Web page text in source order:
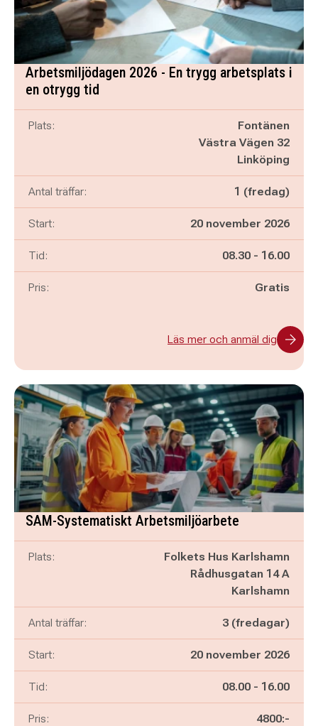
Arbetsmiljödagen 2026 - En trygg arbetsplats i
en otrygg tid
Plats:
Fontänen
Västra Vägen 32
Linköping
Antal träffar: 1 (fredag)
Start: 20 november 2026
Tid: Pågår mellan
08.30 - och
16.00
Pris: Gratis
Läs mer och anmäl dig
SAM-Systematiskt Arbetsmiljöarbete
Plats:
Folkets Hus Karlshamn
Rådhusgatan 14 A
Karlshamn
Antal träffar: 3 (fredagar)
Start: 20 november 2026
Tid: Pågår mellan
08.00 - och
16.00
Pris: 4800:-